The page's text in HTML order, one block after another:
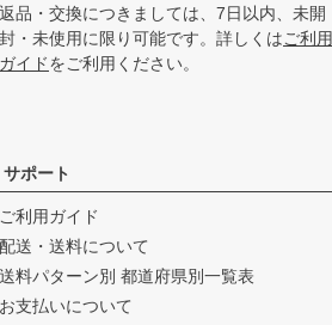
返品・交換につきましては、7日以内、未開
封・未使用に限り可能です。詳しくはご利用
ガイドをご利用ください。
サポート
ご利用ガイド
配送・送料について
送料パターン別 都道府県別一覧表
お支払いについて